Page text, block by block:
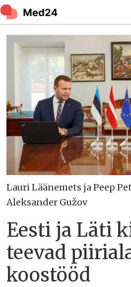
Lauri Läänemets ja Peep
Aleksander Gužov
Eesti ja Läti
teevad
koostööd